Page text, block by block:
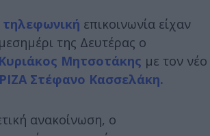
τηλεφωνική επικοινωνία είχαν
της Δευτέρας ο
Κυριάκος Μητσοτάκης με τον νέο
Στέφανο Κασσελάκη.
ανακοίνωση, ο